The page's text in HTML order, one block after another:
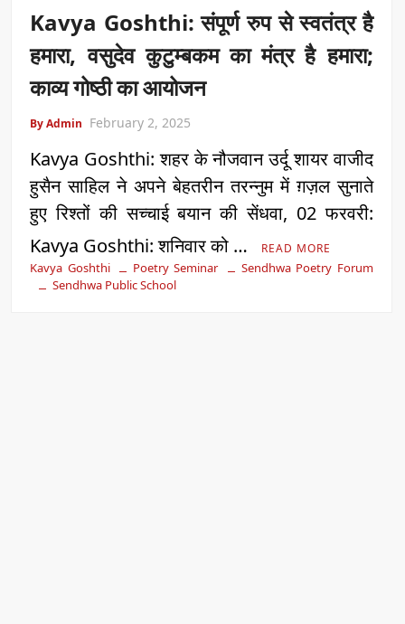
Kavya Goshthi: संपूर्ण रुप से स्वतंत्र है
हमारा, वसुदेव कुटुम्बकम का मंत्र है हमारा;
काव्य गोष्ठी का आयोजन
By Admin February 2, 2025
Kavya Goshthi: शहर के नौजवान उर्दू शायर वाजीद
हुसैन साहिल ने अपने बेहतरीन तरन्नुम में ग़ज़ल सुनाते
हुए रिश्तों की सच्चाई बयान की सेंधवा, 02 फरवरी:
Kavya Goshthi: शनिवार को …
READ MORE
Kavya Goshthi Poetry Seminar
Sendhwa Poetry Forum
Sendhwa Public School